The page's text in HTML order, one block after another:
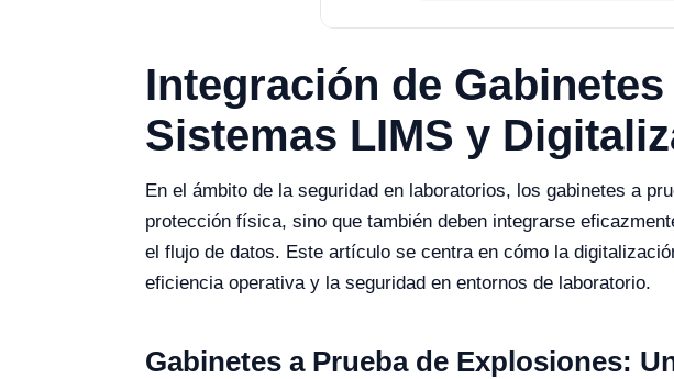
Integración de
Sistemas LIMS y
En el ámbito de la seguridad en laboratorios, los gabinetes a
protección física, sino que también deben integrarse
el flujo de datos. Este artículo se centra en cómo la
eficiencia operativa y la seguridad en entornos de laboratorio.
Gabinetes a Prueba de Explosiones: